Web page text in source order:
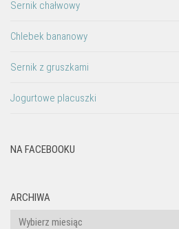
Sernik chałwowy
Chlebek bananowy
Sernik z gruszkami
Jogurtowe placuszki
NA FACEBOOKU
ARCHIWA
Archiwa